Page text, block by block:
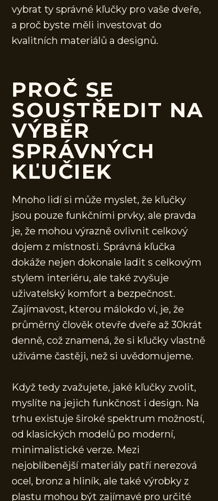
vybrat ty správné kľučky pro vaše dveře,
a proč byste měli investovat do
kvalitních materiálů a designů.
PROČ SE
SOUSTŘEDIT NA
VÝBĚR
SPRÁVNÝCH
KĽUČIEK
Mnoho lidí si může myslet, že kľučky
jsou pouze funkčními prvky, ale pravda
je, že mohou výrazně ovlivnit celkový
dojem z místnosti. Správná kľučka
dokáže nejen dokonale ladit s celkovým
stylem interiéru, ale také zvyšuje
uživatelský komfort a bezpečnost.
Zajímavost, kterou málokdo ví, je, že
průměrný člověk otevře dveře až 30krát
denně, což znamená, že si kľučky vlastně
užíváme častěji, než si uvědomujeme.
Když tedy zvažujete, jaké kľučky zvolit,
myslíte na jejich funkčnost i design. Na
trhu existuje široké spektrum možností,
od klasických modelů po moderní,
minimalistické verze. Mezi
nejoblíbenější materiály patří nerezová
ocel, bronz a hliník, ale také výrobky z
plastu mohou být zajímavé pro určité